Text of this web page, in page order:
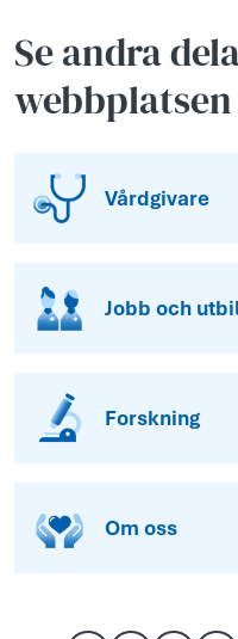
Se andra
webbplatsen
Vårdgivare
Jobb och
Forskning
Om oss